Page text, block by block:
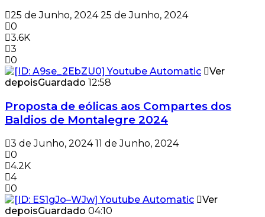
25 de Junho, 2024 25 de Junho, 2024
0
3.6K
3
0
Ver
depoisGuardado 12:58
Proposta de eólicas aos Compartes dos
Baldios de Montalegre 2024
3 de Junho, 2024 11 de Junho, 2024
0
4.2K
4
0
Ver
depoisGuardado 04:10